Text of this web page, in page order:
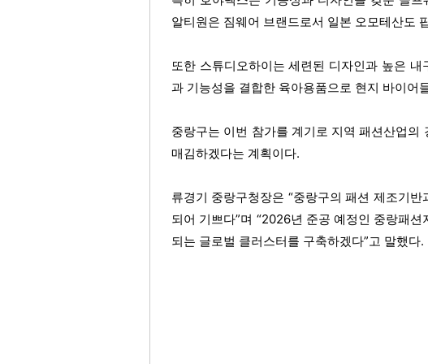
알티원은 짐웨어 브랜드로서 일본 오모테산도
또한 스튜디오하이는 세련된 디자인과 높은
과 기능성을 결합한 육아용품으로 현지 바이어
중랑구는 이번 참가를 계기로 지역 패션산업
매김하겠다는 계획이다.
류경기 중랑구청장은 “중랑구의 패션 제조기
되어 기쁘다”며 “2026년 준공 예정인 중랑패
되는 글로벌 클러스터를 구축하겠다”고 말했다.